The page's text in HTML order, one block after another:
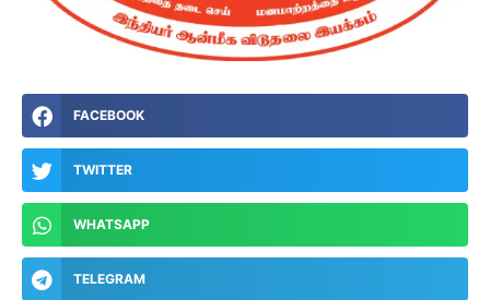
FACEBOOK
TWITTER
WHATSAPP
TELEGRAM